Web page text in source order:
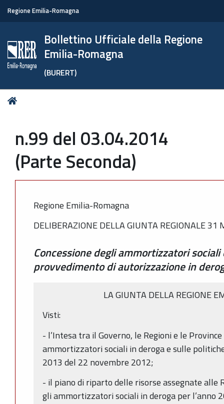
Regione Emilia-Romagna
Bollettino Ufficiale della Regione
Emilia-Romagna
(BURERT)
Tu
n.99 del 03.04.2014
(Parte Seconda)
Regione Emilia-Romagna
DELIBERAZIONE DELLA GIUNTA REGIONALE
Concessione degli ammortizzatori sociali
provvedimento di autorizzazione in
LA GIUNTA DELLA REGIONE
Visti:
- l’Intesa tra il Governo, le Regioni e le
ammortizzatori sociali in deroga e sulle
2013 del 22 novembre 2012;
- il piano di riparto delle risorse assegnate alle
gli ammortizzatori sociali in deroga per l’anno